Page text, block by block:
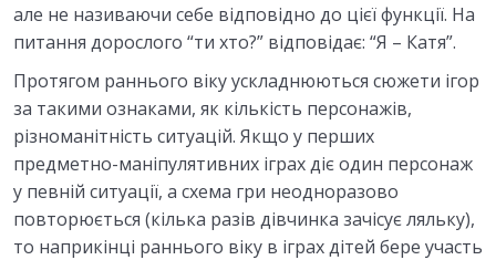
але не називаючи себе відповідно до цієї функції. На
питання дорослого “ти хто?” відповідає: “Я – Катя”.
Протягом раннього віку ускладнюються сюжети ігор
за такими ознаками, як кількість персонажів,
різноманітність ситуацій. Якщо у перших
предметно-маніпулятивних іграх діє один персонаж
у певній ситуації, а схема гри неодноразово
повторюється (кілька разів дівчинка зачісує ляльку),
то наприкінці раннього віку в іграх дітей бере участь